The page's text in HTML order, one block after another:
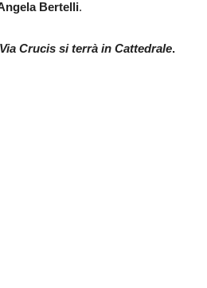
Bertelli.
Crucis si terrà in Cattedrale.